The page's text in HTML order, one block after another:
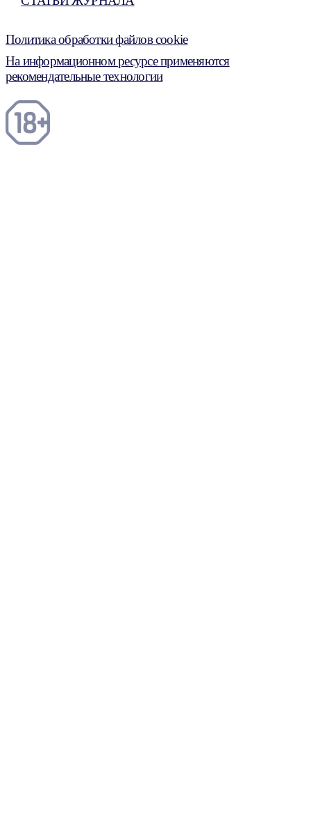
Политика обработки файлов cookie
На информационном ресурсе применяются
рекомендательные технологии